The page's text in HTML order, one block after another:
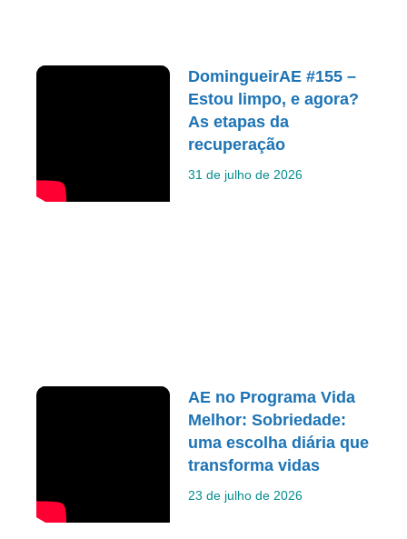
DomingueirAE #155 –
Estou limpo, e agora?
As etapas da
recuperação
31 de julho de 2026
AE no Programa Vida
Melhor: Sobriedade:
uma escolha diária que
transforma vidas
23 de julho de 2026